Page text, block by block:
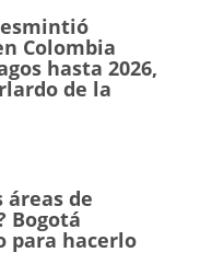
Colombia
hasta 2026,
de la
áreas de
Bogotá
para hacerlo